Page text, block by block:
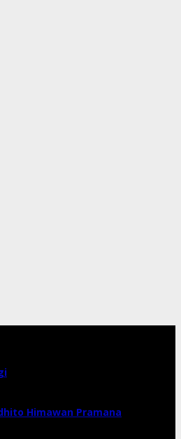
Himawan Pramana